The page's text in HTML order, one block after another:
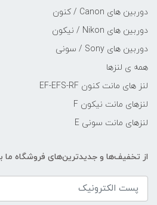
دوربین های Canon / کنون
دوربین های Nikon / نیکون
دوربین های Sony / سونی
همه ی لنزها
لنز های مانت کنون EF-EFS-RF
لنزهای مانت نیکون F
لنزهای مانت سونی E
از تخفیف‌ها و جدیدترین‌های فروشگاه ما